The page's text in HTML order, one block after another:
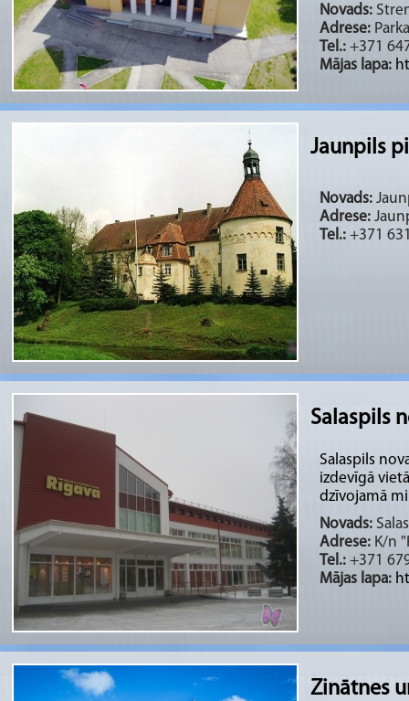
Novads:
Adrese:
Tel.: +371
Mājas lapa:
Jaunpils
Novads:
Adrese:
Tel.: +371
Salaspils
Salaspils
izdevīgā
dzīvojamā
Novads:
Adrese: K/n
Tel.: +371
Mājas lapa:
Zinātnes